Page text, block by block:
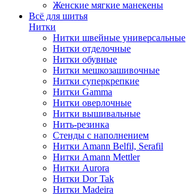
Женские мягкие манекены
Всё для шитья
Нитки
Нитки швейные универсальные
Нитки отделочные
Нитки обувные
Нитки мешкозашивочные
Нитки суперкрепкие
Нитки Gamma
Нитки оверлочные
Нитки вышивальные
Нить-резинка
Стенды с наполнением
Нитки Amann Belfil, Serafil
Нитки Amann Mettler
Нитки Aurora
Нитки Dor Tak
Нитки Madeira